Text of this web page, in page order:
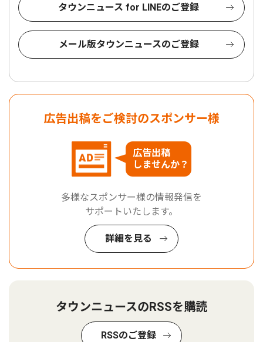
タウンニュース for LINEのご登録
メール版タウンニュースのご登録
広告出稿をご検討のスポンサー様
広告出稿
しませんか？
多様なスポンサー様の情報発信を
サポートいたします。
詳細を見る
タウンニュースのRSSを購読
RSSのご登録